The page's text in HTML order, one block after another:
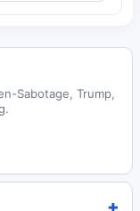
Sabotage, Trump,